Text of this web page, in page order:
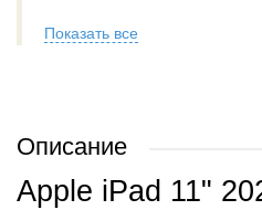
Показать все
Описание
Apple iPad 11"